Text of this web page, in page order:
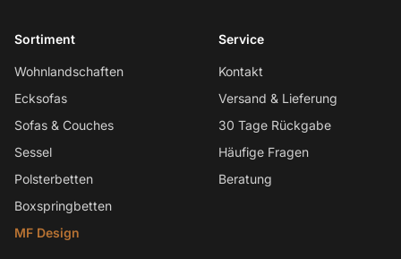
Sortiment
Wohnlandschaften
Ecksofas
Sofas & Couches
Sessel
Polsterbetten
Boxspringbetten
MF Design
Service
Kontakt
Versand & Lieferung
30 Tage Rückgabe
Häufige Fragen
Beratung